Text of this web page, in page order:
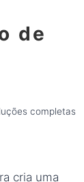
de
completas
cria uma